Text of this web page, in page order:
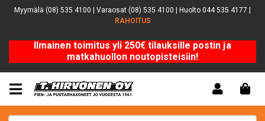
Myymälä (08) 535 4100 | Varaosat (08) 535 4100 | Huolto 044 535 4177 |
RAHOITUS
Ilmainen toimitus yli 250€ tilauksille postin ja
matkahuollon noutopisteisiin!